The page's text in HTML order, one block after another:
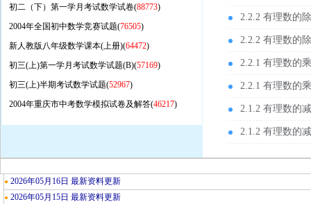
初二（下）第一学月考试数学试卷(88773)
2004年全国初中数学竞赛试题(76505)
新人教版八年级数学课本(上册)(64472)
初三(上)第一学月考试数学试题(B)(57169)
初三(上)半期考试数学试题(52967)
2004年重庆市中考数学模拟试卷及解答(46217)
2.2.2 有理数的
2.2.2 有理数的
2.2.1 有理数的
2.2.1 有理数的
2.1.2 有理数的
2.1.2 有理数的
● 2026年05月16日 最新资料更新
● 2026年05月15日 最新资料更新